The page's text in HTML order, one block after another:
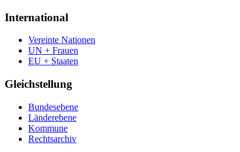
International
Vereinte Nationen
UN + Frauen
EU + Staaten
Gleichstellung
Bundesebene
Länderebene
Kommune
Rechtsarchiv